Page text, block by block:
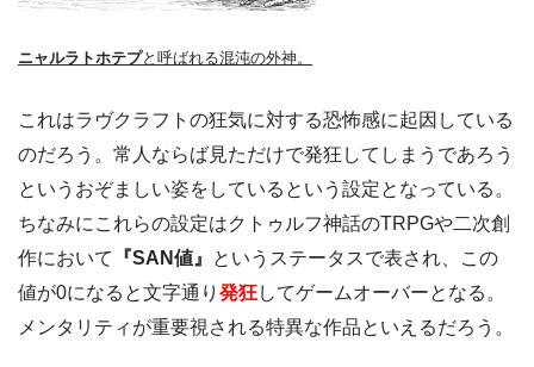
ニャルラトホテプと呼ばれる混沌の外神。
これはラヴクラフトの狂気に対する恐怖感に起因している
のだろう。常人ならば見ただけで発狂してしまうであろう
というおぞましい姿をしているという設定となっている。
ちなみにこれらの設定はクトゥルフ神話のTRPGや二次創
作において
『SAN値』
というステータスで表され、この
値が0になると文字通り 発狂してゲームオーバーとなる。
メンタリティが重要視される特異な作品といえるだろう。